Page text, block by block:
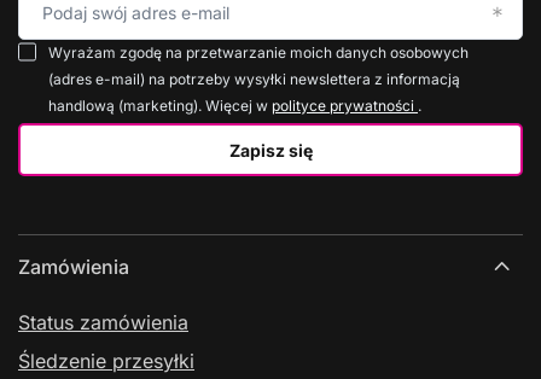
Podaj swój adres e-mail
Zapisz się
Wyrażam zgodę na przetwarzanie moich danych osobowych
(adres e-mail) na potrzeby wysyłki newslettera z informacją
handlową (marketing). Więcej w polityce prywatności .
Zamówienia
Status zamówienia
Śledzenie przesyłki